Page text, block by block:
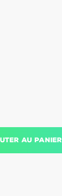
au panier